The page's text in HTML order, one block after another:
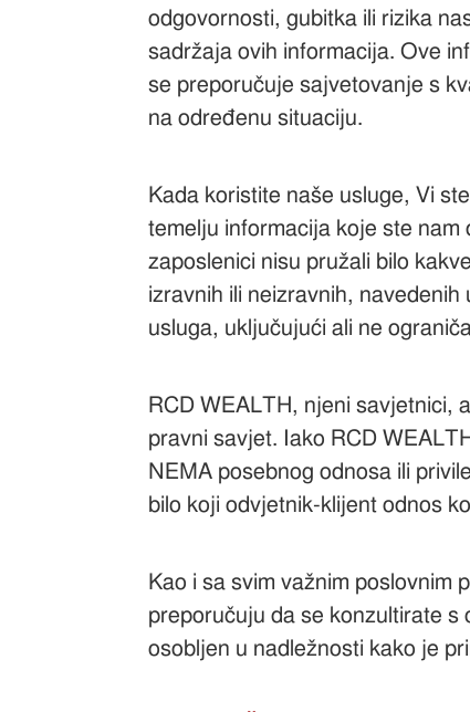
odgovornosti, gubitka ili rizika
sadržaja ovih informacija. Ove
se preporučuje sajvetovanje s
na određenu situaciju.
Kada koristite naše usluge, Vi
temelju informacija koje ste
zaposlenici nisu pružali bilo
izravnih ili neizravnih,
usluga, uključujući ali ne
RCD WEALTH, njeni savjetnici,
pravni savjet. Iako RCD
NEMA posebnog odnosa ili
bilo koji odvjetnik-klijent odnos
Kao i sa svim važnim poslovnim
preporučuju da se konzultirate s
osobljen u nadležnosti kako je